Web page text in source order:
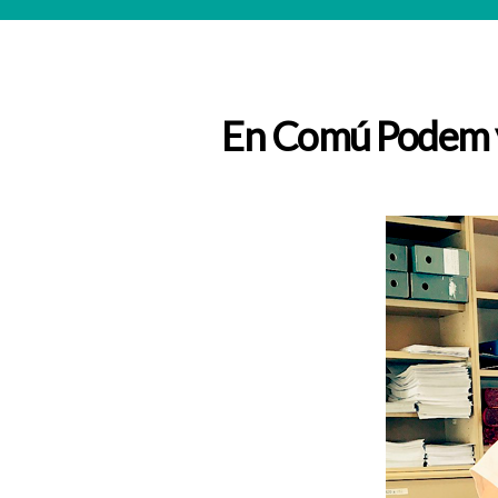
En Comú